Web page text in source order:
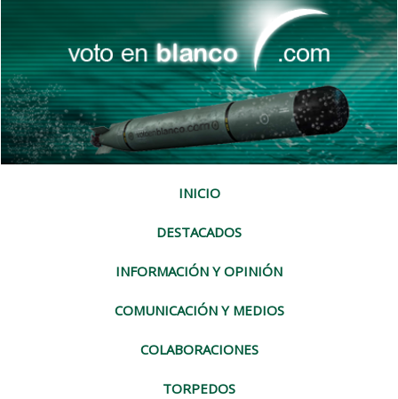
INICIO
DESTACADOS
INFORMACIÓN Y OPINIÓN
COMUNICACIÓN Y MEDIOS
COLABORACIONES
TORPEDOS